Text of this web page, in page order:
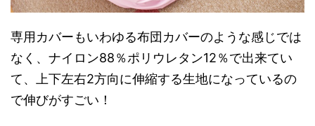
専用カバーもいわゆる布団カバーのような感じでは
なく、ナイロン88％ポリウレタン12％で出来てい
て、上下左右2方向に伸縮する生地になっているの
で伸びがすごい！